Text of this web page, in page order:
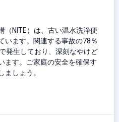
（NITE）は、古い温水洗浄便
います。関連する事故の78％
発生しており、深刻なやけど
ます。ご家庭の安全を確保す
ましょう。